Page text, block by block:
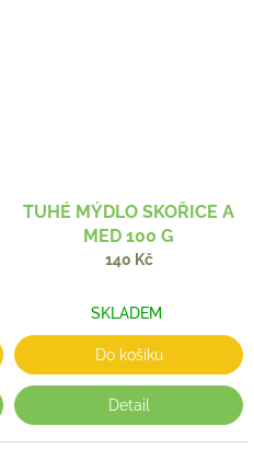
TUHÉ MÝDLO SKOŘICE A
MED 100 G
140 Kč
SKLADEM
Do košíku
Detail